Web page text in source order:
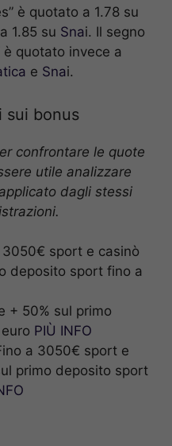
è quotato a 1.78 su
1.85 su Snai. Il segno
è quotato invece a
e Snai.
sui bonus
confrontare le quote
utile analizzare
dagli stessi
3050€ sport e casinò
deposito sport fino a
+ 50% sul primo
PIÙ INFO
a 3050€ sport e
primo deposito sport